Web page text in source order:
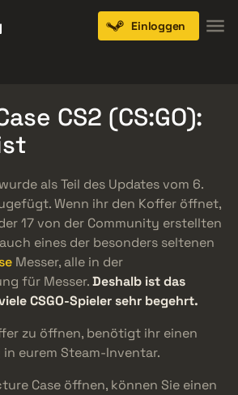
Einloggen
CS2 (CS:GO):
wurde als Teil des Updates vom 6.
Wenn ihr den Koffer öffnet,
17 von der Community erstellten
eines der besonders seltenen
Messer, alle in der
für Messer.Deshalb ist das
CSGO-Spieler sehr begehrt.
zu öffnen, benötigt ihr einen
in eurem Steam-Inventar.
Case öffnen, können Sie einen